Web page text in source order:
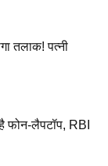
तलाक! पत्नी
फोन-लैपटॉप, RBI